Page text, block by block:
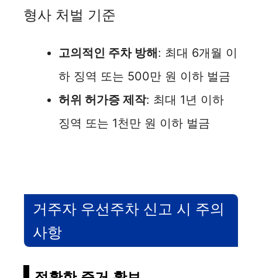
형사 처벌 기준
고의적인 주차 방해: 최대 6개월 이
하 징역 또는 500만 원 이하 벌금
허위 허가증 제작: 최대 1년 이하
징역 또는 1천만 원 이하 벌금
거주자 우선주차 신고 시 주의
사항